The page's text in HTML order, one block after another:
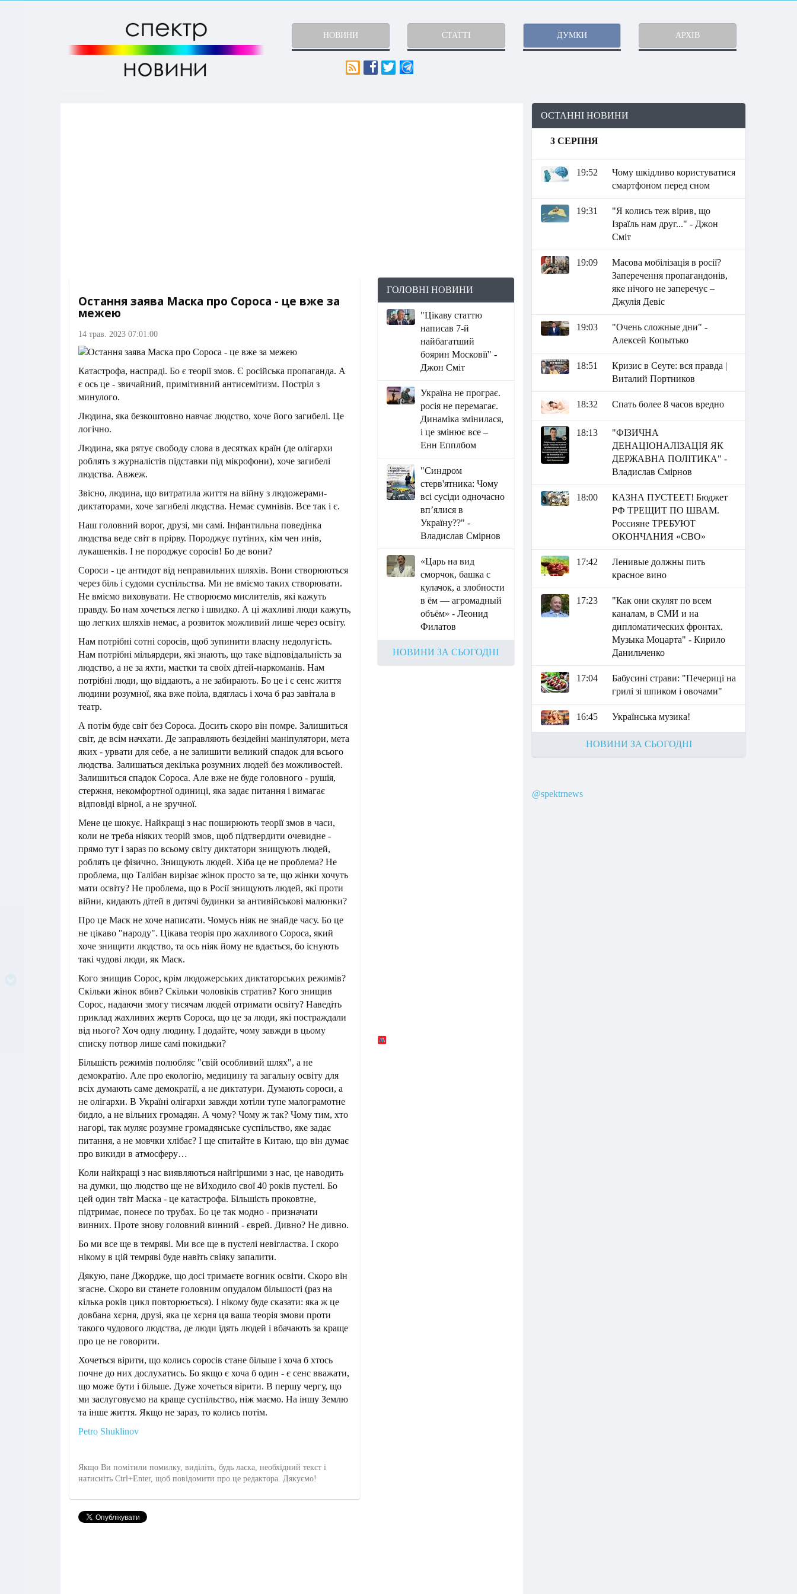
НОВИНИ СТАТТІ ДУМКИ АРХІВ
Остання заява Маска про Сороса - це вже за
межею
14 трав. 2023 07:01:00
Катастрофа, наспраді. Бо є теорії змов. Є російська пропаганда. А
є ось це - звичайний, примітивний антисемітизм. Постріл з
минулого.
Людина, яка безкоштовно навчає людство, хоче його загибелі. Це
логічно.
Людина, яка рятує свободу слова в десятках країн (де олігархи
роблять з журналістів підставки під мікрофони), хоче загибелі
людства. Авжеж.
Звісно, людина, що витратила життя на війну з людожерами-
диктаторами, хоче загибелі людства. Немає сумнівів. Все так і є.
Наш головний ворог, друзі, ми самі. Інфантильна поведінка
людства веде світ в прірву. Породжує путіних, кім чен инів,
лукашенків. І не породжує соросів! Бо де вони?
Сороси - це антидот від неправильних шляхів. Вони створюються
через біль і судоми суспільства. Ми не вміємо таких створювати.
Не вміємо виховувати. Не створюємо мислителів, які кажуть
правду. Бо нам хочеться легко і швидко. А ці жахливі люди кажуть,
що легких шляхів немає, а розвиток можливий лише через освіту.
Нам потрібні сотні соросів, щоб зупинити власну недолугість.
Нам потрібні мільярдери, які знають, що таке відповідальність за
людство, а не за яхти, маєтки та своїх дітей-наркоманів. Нам
потрібні люди, що віддають, а не забирають. Бо це і є сенс життя
людини розумної, яка вже поїла, вдяглась і хоча б раз завітала в
театр.
А потім буде світ без Сороса. Досить скоро він помре. Залишиться
світ, де всім начхати. Де заправляють безідейні маніпулятори, мета
яких - урвати для себе, а не залишити великий спадок для всього
людства. Залишаться декілька розумних людей без можливостей.
Залишиться спадок Сороса. Але вже не буде головного - рушія,
стержня, некомфортної одиниці, яка задає питання і вимагає
відповіді вірної, а не зручної.
Мене це шокує. Найкращі з нас поширюють теорії змов в часи,
коли не треба ніяких теорій змов, щоб підтвердити очевидне -
прямо тут і зараз по всьому світу диктатори знищують людей,
роблять це фізично. Знищують людей. Хіба це не проблема? Не
проблема, що Талібан вирізає жінок просто за те, що жінки хочуть
мати освіту? Не проблема, що в Росії знищують людей, які проти
війни, кидають дітей в дитячі будинки за антивійськові малюнки?
Про це Маск не хоче написати. Чомусь ніяк не знайде часу. Бо це
не цікаво "народу". Цікава теорія про жахливого Сороса, який
хоче знищити людство, та ось ніяк йому не вдається, бо існують
такі чудові люди, як Маск.
Кого знищив Сорос, крім людожерських диктаторських режимів?
Скільки жінок вбив? Скільки чоловіків стратив? Кого знищив
Сорос, надаючи змогу тисячам людей отримати освіту? Наведіть
приклад жахливих жертв Сороса, що це за люди, які постраждали
від нього? Хоч одну людину. І додайте, чому завжди в цьому
списку потвор лише самі покидьки?
Більшість режимів полюбляє "свій особливий шлях", а не
демократію. Але про екологію, медицину та загальну освіту для
всіх думають саме демократії, а не диктатури. Думають сороси, а
не олігархи. В Україні олігархи завжди хотіли тупе малограмотне
бидло, а не вільних громадян. А чому? Чому ж так? Чому тим, хто
нагорі, так муляє розумне громадянське суспільство, яке задає
питання, а не мовчки хлібає? І ще спитайте в Китаю, що він думає
про викиди в атмосферу…
Коли найкращі з нас виявляються найгіршими з нас, це наводить
на думки, що людство ще не вИходило свої 40 років пустелі. Бо
цей один твіт Маска - це катастрофа. Більшість проковтне,
підтримає, понесе по трубах. Бо це так модно - призначати
винних. Проте знову головний винний - єврей. Дивно? Не дивно.
Бо ми все ще в темряві. Ми все ще в пустелі невігластва. І скоро
нікому в цій темряві буде навіть свіяку запалити.
Дякую, пане Джордже, що досі тримаєте вогник освіти. Скоро він
згасне. Скоро ви станете головним опудалом більшості (раз на
кілька років цикл повторюється). І нікому буде сказати: яка ж це
довбана хєрня, друзі, яка це хєрня ця ваша теорія змови проти
такого чудового людства, де люди їдять людей і вбачають за краще
про це не говорити.
Хочеться вірити, що колись соросів стане більше і хоча б хтось
почне до них дослухатись. Бо якщо є хоча б один - є сенс вважати,
що може бути і більше. Дуже хочеться вірити. В першу чергу, що
ми заслуговуємо на краще суспільство, ніж маємо. На іншу Землю
та інше життя. Якщо не зараз, то колись потім.
Petro Shuklinov
Якщо Ви помітили помилку, виділіть, будь ласка, необхідний текст і
натисніть Ctrl+Enter, щоб повідомити про це редактора. Дякуємо!
ГОЛОВНІ НОВИНИ
"Цікаву статтю
написав 7-й
найбагатший
боярин Московії" -
Джон Сміт
Україна не програє.
росія не перемагає.
Динаміка змінилася,
і це змінює все –
Енн Епплбом
"Синдром
стерв'ятника: Чому
всі сусіди одночасно
вп’ялися в
Україну??" -
Владислав Смірнов
«Царь на вид
сморчок, башка с
кулачок, а злобности
в ём — агромадный
объём» - Леонид
Филатов
НОВИНИ ЗА СЬОГОДНІ
ОСТАННІ НОВИНИ
3 СЕРПНЯ
19:52
Чому шкідливо користуватися
смартфоном перед сном
19:31
"Я колись теж вірив, що
Ізраїль нам друг..." - Джон
Сміт
19:09
Масова мобілізація в росії?
Заперечення пропагандонів,
яке нічого не заперечує –
Джулія Девіс
19:03
"Очень сложные дни" -
Алексей Копытько
18:51
Кризис в Сеуте: вся правда |
Виталий Портников
18:32 Спать более 8 часов вредно
18:13
"ФІЗИЧНА
ДЕНАЦІОНАЛІЗАЦІЯ ЯК
ДЕРЖАВНА ПОЛІТИКА" -
Владислав Смірнов
18:00
КАЗНА ПУСТЕЕТ! Бюджет
РФ ТРЕЩИТ ПО ШВАМ.
Россияне ТРЕБУЮТ
ОКОНЧАНИЯ «СВО»
17:42
Ленивые должны пить
красное вино
17:23
"Как они скулят по всем
каналам, в СМИ и на
дипломатических фронтах.
Музыка Моцарта" - Кирило
Данильченко
17:04
Бабусині страви: "Печериці на
грилі зі шпиком і овочами"
16:45 Українська музика!
НОВИНИ ЗА СЬОГОДНІ
@spektrnews